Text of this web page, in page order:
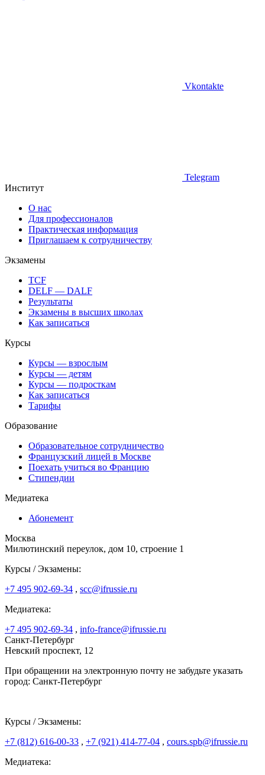
Vkontakte
Telegram
Институт
О нас
Для профессионалов
Практическая информация
Приглашаем к сотрудничеству
Экзамены
TCF
DELF — DALF
Результаты
Экзамены в высших школах
Как записаться
Курсы
Курсы — взрослым
Курсы — детям
Курсы — подросткам
Как записаться
Тарифы
Образование
Образовательное сотрудничество
Французский лицей в Москве
Поехать учиться во Францию
Стипендии
Медиатека
Абонемент
Москва
Милютинский переулок, дом 10, строение 1
Курсы / Экзамены:
+7 495 902-69-34 , scc@ifrussie.ru
Медиатека:
+7 495 902-69-34 , info-france@ifrussie.ru
Санкт-Петербург
Невский проспект, 12
При обращении на электронную почту не забудьте указать
город: Санкт-Петербург
Курсы / Экзамены:
+7 (812) 616-00-33 , +7 (921) 414-77-04 , cours.spb@ifrussie.ru
Медиатека: